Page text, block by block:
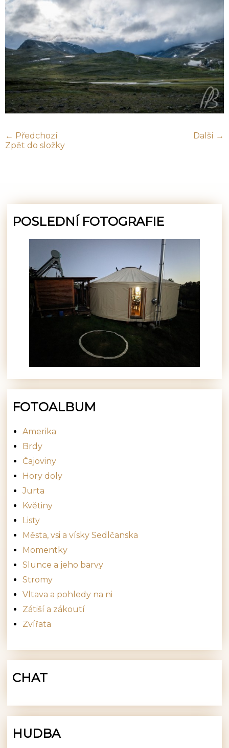
← Předchozí
Další →
Zpět do složky
POSLEDNÍ FOTOGRAFIE
FOTOALBUM
Amerika
Brdy
Čajoviny
Hory doly
Jurta
Květiny
Listy
Města, vsi a vísky Sedlčanska
Momentky
Slunce a jeho barvy
Stromy
Vltava a pohledy na ni
Zátiší a zákoutí
Zvířata
CHAT
HUDBA